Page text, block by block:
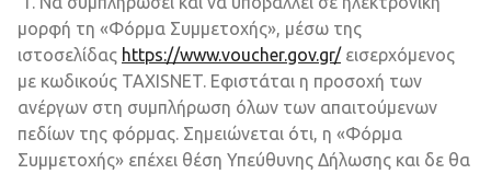
μορφή τη «Φόρμα Συμμετοχής», μέσω της
ιστοσελίδας https://www.voucher.gov.gr/εισερχόμενος
με κωδικούς TAXISNET. Εφιστάται η προσοχή των
ανέργων στη συμπλήρωση όλων των απαιτούμενων
πεδίων της φόρμας. Σημειώνεται ότι, η «Φόρμα
Συμμετοχής» επέχει θέση Υπεύθυνης Δήλωσης και δε θα